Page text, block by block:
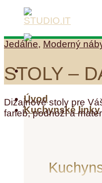
Úvod
Kuchynské linky
Jedálne, Moderný
STOLY –
Dizajnové stoly pre
farieb, podnoží a